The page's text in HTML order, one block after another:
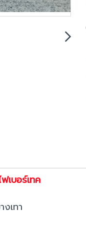
เบอร์เทค
เทา